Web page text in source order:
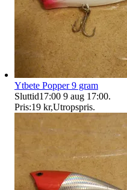
Ytbete Popper 9 gram
Sluttid17:00 9 aug 17:00.
Pris:19 kr,Utropspris.